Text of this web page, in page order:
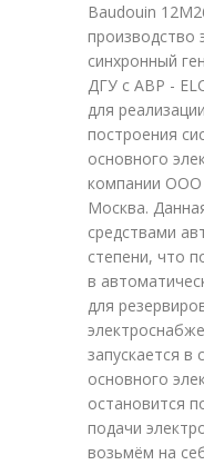
Baudouin
производство
синхронный
ДГУ с АВР -
для
построения
основного
компании ООО
Москва.
средствами
степени, что
в
для
запускается в
основного
остановится
подачи
возьмём на